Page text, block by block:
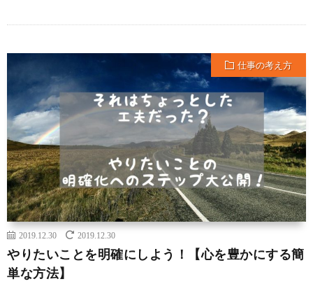
仕事の考え方
2019.12.30 2019.12.30
やりたいことを明確にしよう！【心を豊かにする簡
単な方法】